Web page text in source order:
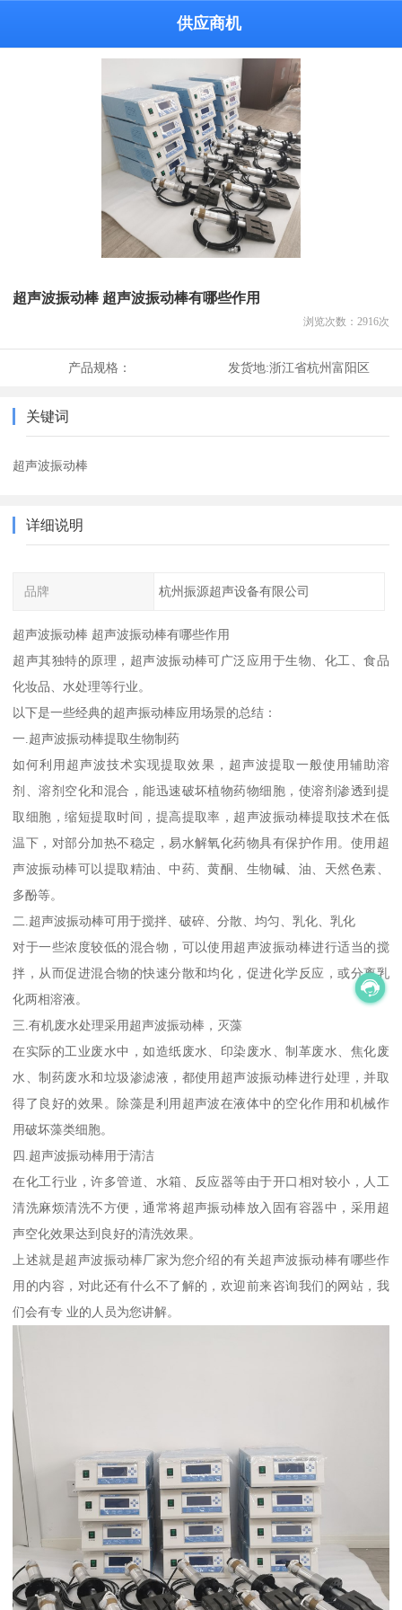
供应商机
超声波振动棒 超声波振动棒有哪些作用
浏览次数： 2916次
产品规格： 发货地:浙江省杭州富阳区
关键词
超声波振动棒
详细说明
品牌 杭州振源超声设备有限公司
超声波振动棒 超声波振动棒有哪些作用
超声其独特的原理，超声波振动棒可广泛应用于生物、化工、食品
化妆品、水处理等行业。
以下是一些经典的超声振动棒应用场景的总结：
一.超声波振动棒提取生物制药
如何利用超声波技术实现提取效果，超声波提取一般使用辅助溶
剂、溶剂空化和混合，能迅速破坏植物药物细胞，使溶剂渗透到提
取细胞，缩短提取时间，提高提取率，超声波振动棒提取技术在低
温下，对部分加热不稳定，易水解氧化药物具有保护作用。使用超
声波振动棒可以提取精油、中药、黄酮、生物碱、油、天然色素、
多酚等。
二.超声波振动棒可用于搅拌、破碎、分散、均匀、乳化、乳化
对于一些浓度较低的混合物，可以使用超声波振动棒进行适当的搅
拌，从而促进混合物的快速分散和均化，促进化学反应，或分离乳
化两相溶液。
三.有机废水处理采用超声波振动棒，灭藻
在实际的工业废水中，如造纸废水、印染废水、制革废水、焦化废
水、制药废水和垃圾渗滤液，都使用超声波振动棒进行处理，并取
得了良好的效果。除藻是利用超声波在液体中的空化作用和机械作
用破坏藻类细胞。
四.超声波振动棒用于清洁
在化工行业，许多管道、水箱、反应器等由于开口相对较小，人工
清洗麻烦清洗不方便，通常将超声振动棒放入固有容器中，采用超
声空化效果达到良好的清洗效果。
上述就是超声波振动棒厂家为您介绍的有关超声波振动棒有哪些作
用的内容，对此还有什么不了解的，欢迎前来咨询我们的网站，我
们会有专 业的人员为您讲解。